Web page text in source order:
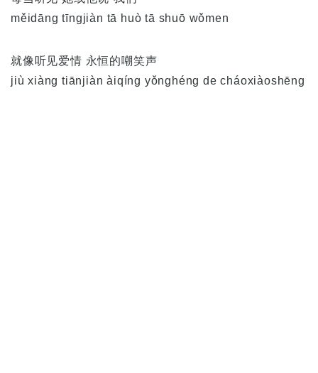
měidāng tīngjiàn tā huò tā shuō wǒmen
就像听见爱情 永恒的嘲笑声
jiù xiàng tiānjiàn àiqíng yǒnghéng de cháoxiàoshēng